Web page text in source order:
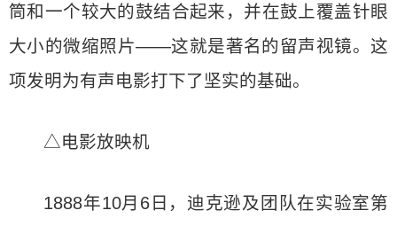
筒和一个较大的鼓结合起来，并在鼓上覆盖针眼
大小的微缩照片——这就是著名的留声视镜。这
项发明为有声电影打下了坚实的基础。
△电影放映机
1888年10月6日，迪克逊及团队在实验室第